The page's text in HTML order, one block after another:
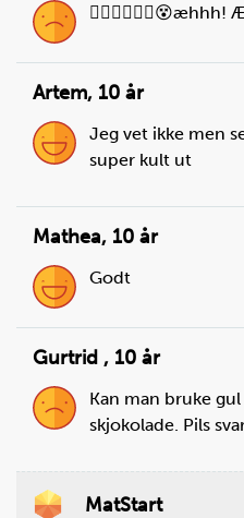
😮‍💨🤢🤮😵‍💫😵æhhh!
Artem, 10 år
Jeg vet ikke men
super kult ut
Mathea, 10 år
Godt
Gurtrid , 10 år
Kan man bruke
skjokolade. Pils
MatStart